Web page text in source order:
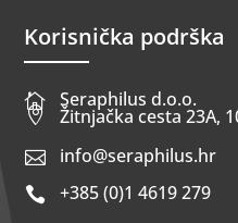
Korisnička podrška
 Seraphilus d.o.o.
 Žitnjačka cesta 23A,
 info@seraphilus.hr
 +385 (0)1 4619 279